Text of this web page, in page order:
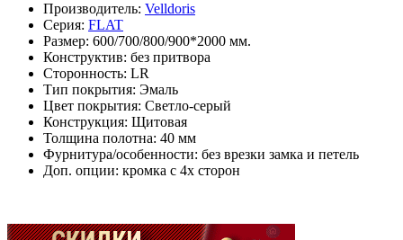
Производитель: Velldoris
Серия: FLAT
Размер: 600/700/800/900*2000 мм.
Конструктив: без притвора
Сторонность: LR
Тип покрытия: Эмаль
Цвет покрытия: Светло-серый
Конструкция: Щитовая
Толщина полотна: 40 мм
Фурнитура/особенности: без врезки замка и петель
Доп. опции: кромка с 4х сторон